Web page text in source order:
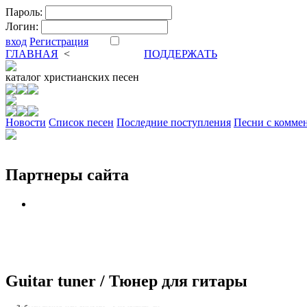
Пароль:
Логин:
вход Регистрация
ГЛАВНАЯ <
ПОДДЕРЖАТЬ
каталог христианских песен
Новости Cписок песен Последние поступления Песни с
Партнеры сайта
Guitar tuner / Тюнер для гитары